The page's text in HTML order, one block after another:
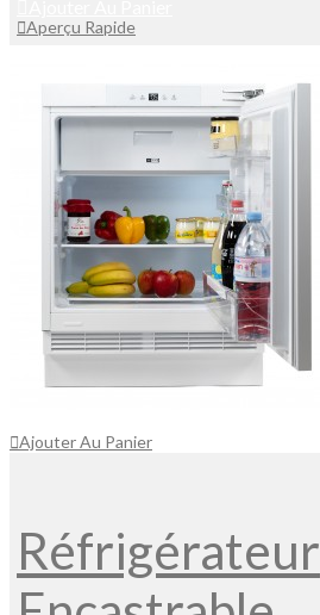
Aperçu Rapide
Ajouter Au Panier
Réfrigérateur